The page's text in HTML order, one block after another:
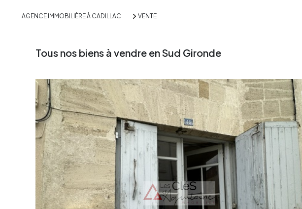
AGENCE IMMOBILIÈRE À CADILLAC VENTE
Tous nos biens à vendre en Sud Gironde